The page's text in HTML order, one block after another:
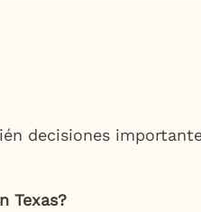
decisiones
Texas?